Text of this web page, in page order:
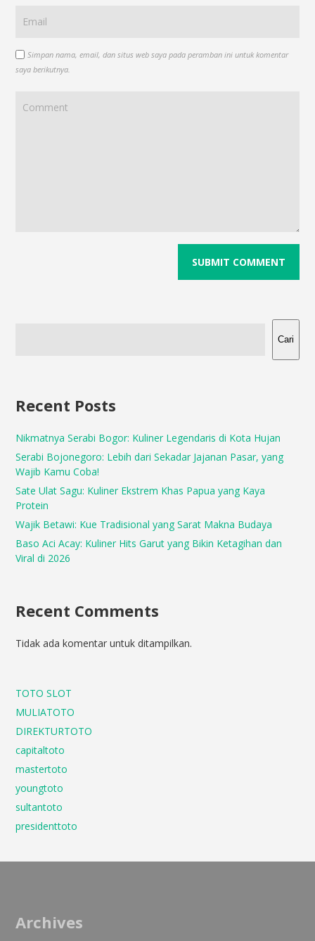
Simpan nama, email, dan situs web saya pada peramban ini untuk komentar
saya berikutnya.
Cari
Recent Posts
Nikmatnya Serabi Bogor: Kuliner Legendaris di Kota Hujan
Serabi Bojonegoro: Lebih dari Sekadar Jajanan Pasar, yang
Wajib Kamu Coba!
Sate Ulat Sagu: Kuliner Ekstrem Khas Papua yang Kaya
Protein
Wajik Betawi: Kue Tradisional yang Sarat Makna Budaya
Baso Aci Acay: Kuliner Hits Garut yang Bikin Ketagihan dan
Viral di 2026
Recent Comments
Tidak ada komentar untuk ditampilkan.
TOTO SLOT
MULIATOTO
DIREKTURTOTO
capitaltoto
mastertoto
youngtoto
sultantoto
presidenttoto
Archives